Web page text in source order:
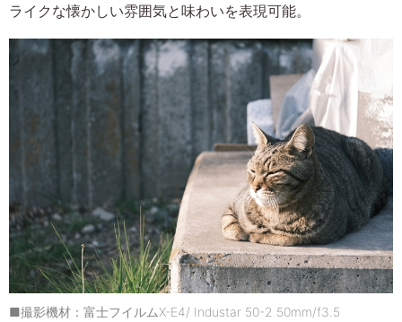
ライクな懐かしい雰囲気と味わいを表現可能。
■撮影機材：富士フイルムX-E4/ Industar 50-2 50mm/f3.5